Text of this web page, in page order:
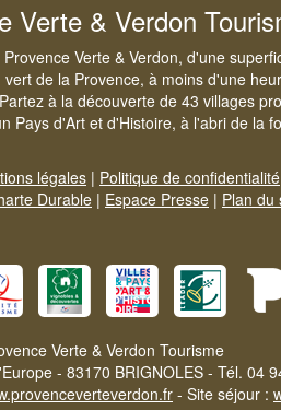
Verte & Verdon
Verte & Verdon, d'une
de la Provence, à moins d'une
à la découverte de 43 villages
Pays d'Art et d'Histoire, à l'abri de la
légales | Politique de confidentialité
Durable | Espace Presse | Plan du
Verte & Verdon Tourisme
- 83170 BRIGNOLES - Tél. 04
- Site séjour :